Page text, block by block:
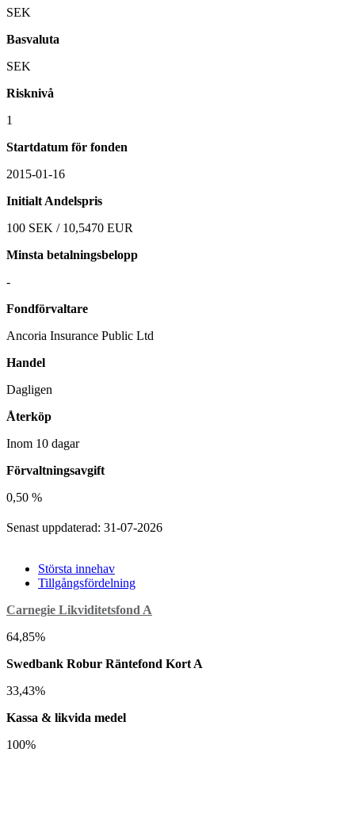
SEK
Basvaluta
SEK
Risknivå
1
Startdatum för fonden
2015-01-16
Initialt Andelspris
100 SEK / 10,5470 EUR
Minsta betalningsbelopp
-
Fondförvaltare
Ancoria Insurance Public Ltd
Handel
Dagligen
Återköp
Inom 10 dagar
Förvaltningsavgift
0,50 %
Senast uppdaterad: 31-07-2026
Största innehav
Tillgångsfördelning
Carnegie Likviditetsfond A
64,85%
Swedbank Robur Räntefond Kort A
33,43%
Kassa & likvida medel
100%